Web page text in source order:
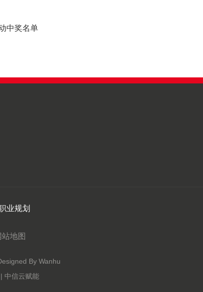
中奖名单
业规划
站地图
By Wanhu
中信云赋能